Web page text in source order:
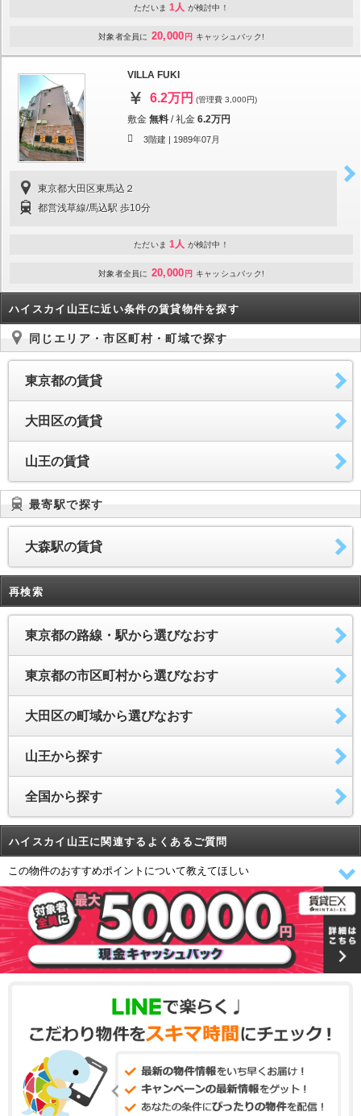
ただいま 1人 が検討中！
対象者全員に 20,000 円 キャッシュバック!
VILLA FUKI
6.2万円 (管理費 3,000円)
敷金 無料 /礼金 6.2万円
3階建 | 1989年07月
東京都大田区東馬込２
都営浅草線/馬込駅 歩10分
ただいま 1人 が検討中！
対象者全員に 20,000 円 キャッシュバック!
ハイスカイ山王に近い条件の賃貸物件を探す
同じエリア・市区町村・町域で探す
東京都の賃貸
大田区の賃貸
山王の賃貸
最寄駅で探す
大森駅の賃貸
再検索
東京都の路線・駅から選びなおす
東京都の市区町村から選びなおす
大田区の町域から選びなおす
山王から探す
全国から探す
ハイスカイ山王に関連するよくあるご質問
この物件のおすすめポイントについて教えてほしい